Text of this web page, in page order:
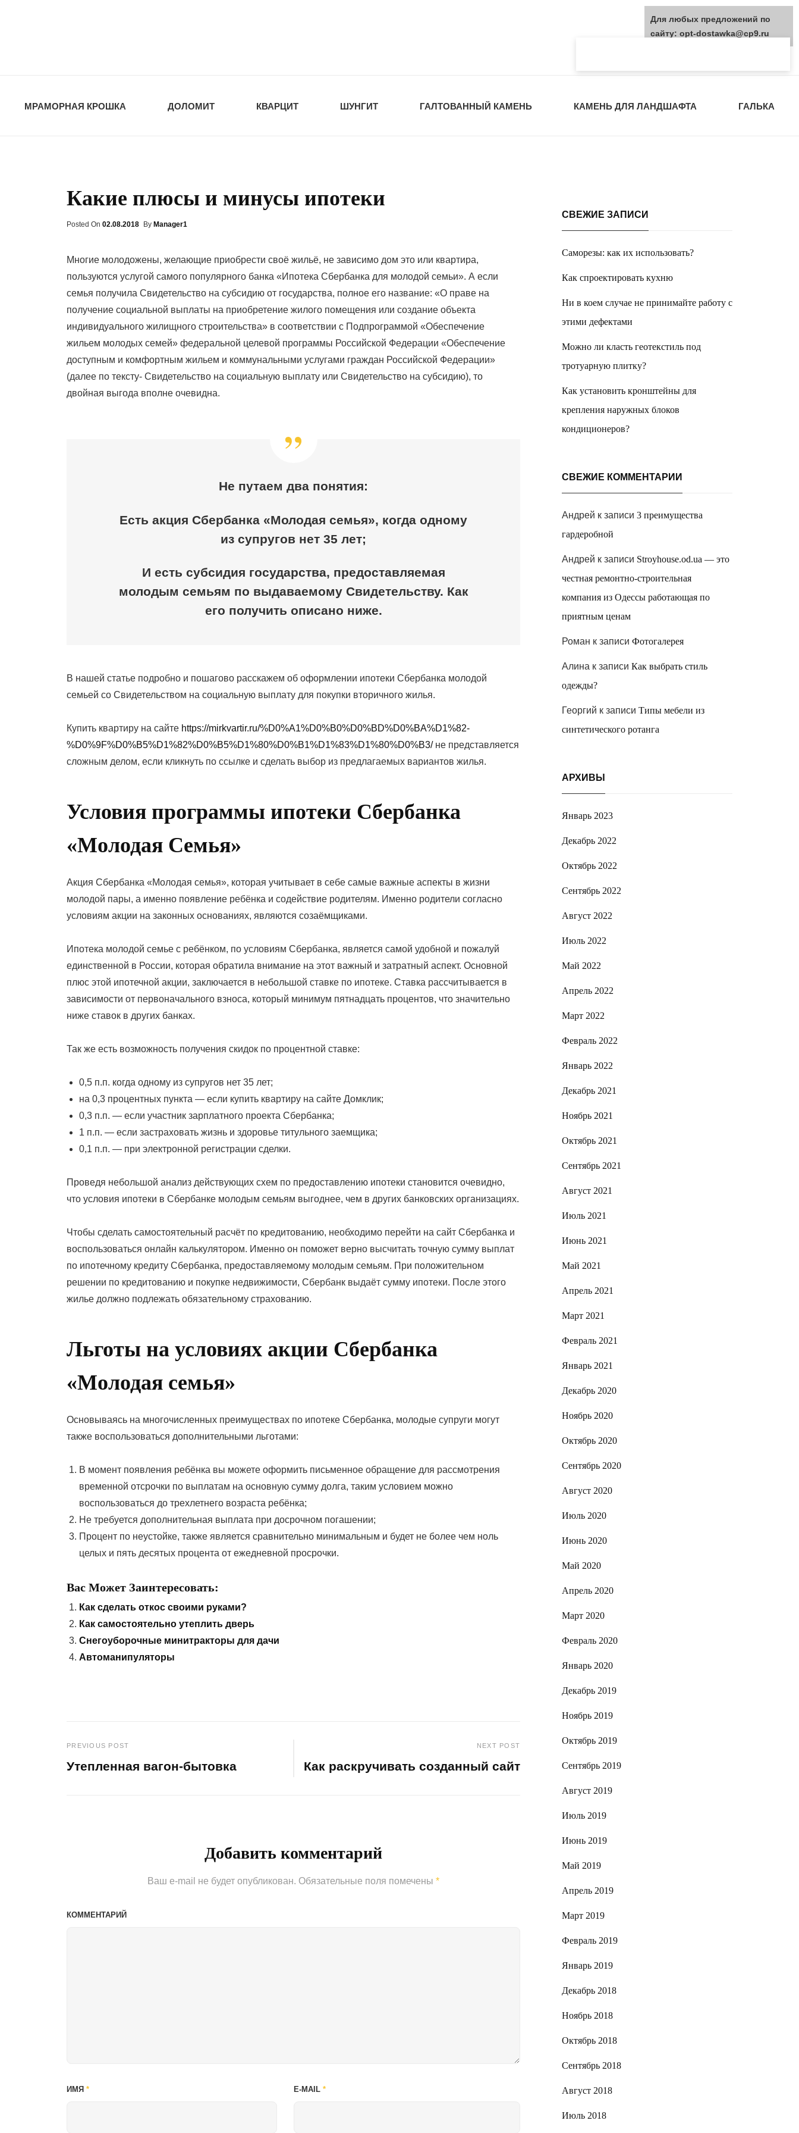
МРАМОРНАЯ КРОШКА ДОЛОМИТ КВАРЦИТ ШУНГИТ ГАЛТОВАННЫЙ КАМЕНЬ КАМЕНЬ ДЛЯ ЛАНДШАФТА ГАЛЬКА
Какие плюсы и минусы ипотеки
Posted On Posted
02.08.2018 By Manager1
Многие молодожены, желающие приобрести своё жильё, не зависимо дом это или квартира,
пользуются услугой самого популярного банка «Ипотека Сбербанка для молодой семьи». А если
семья получила Свидетельство на субсидию от государства, полное его название: «О праве на
получение социальной выплаты на приобретение жилого помещения или создание объекта
индивидуального жилищного строительства» в соответствии с Подпрограммой «Обеспечение
жильем молодых семей» федеральной целевой программы Российской Федерации «Обеспечение
доступным и комфортным жильем и коммунальными услугами граждан Российской Федерации»
(далее по тексту- Свидетельство на социальную выплату или Свидетельство на субсидию), то
двойная выгода вполне очевидна.
Не путаем два понятия:
Есть акция Сбербанка «Молодая семья», когда одному
из супругов нет 35 лет;
И есть субсидия государства, предоставляемая
молодым семьям по выдаваемому Свидетельству. Как
его получить описано ниже.
В нашей статье подробно и пошагово расскажем об оформлении ипотеки Сбербанка молодой
семьей со Свидетельством на социальную выплату для покупки вторичного жилья.
Купить квартиру на сайте https://mirkvartir.ru/%D0%A1%D0%B0%D0%BD%D0%BA%D1%82-
%D0%9F%D0%B5%D1%82%D0%B5%D1%80%D0%B1%D1%83%D1%80%D0%B3/не представляется
сложным делом, если кликнуть по ссылке и сделать выбор из предлагаемых вариантов жилья.
Условия программы ипотеки Сбербанка
«Молодая Семья»
Акция Сбербанка «Молодая семья», которая учитывает в себе самые важные аспекты в жизни
молодой пары, а именно появление ребёнка и содействие родителям. Именно родители согласно
условиям акции на законных основаниях, являются созаёмщиками.
Ипотека молодой семье с ребёнком, по условиям Сбербанка, является самой удобной и пожалуй
единственной в России, которая обратила внимание на этот важный и затратный аспект. Основной
плюс этой ипотечной акции, заключается в небольшой ставке по ипотеке. Ставка рассчитывается в
зависимости от первоначального взноса, который минимум пятнадцать процентов, что значительно
ниже ставок в других банках.
Так же есть возможность получения скидок по процентной ставке:
0,5 п.п. когда одному из супругов нет 35 лет;
на 0,3 процентных пункта — если купить квартиру на сайте Домклик;
0,3 п.п. — если участник зарплатного проекта Сбербанка;
1 п.п. — если застраховать жизнь и здоровье титульного заемщика;
0,1 п.п. — при электронной регистрации сделки.
Проведя небольшой анализ действующих схем по предоставлению ипотеки становится очевидно,
что условия ипотеки в Сбербанке молодым семьям выгоднее, чем в других банковских организациях.
Чтобы сделать самостоятельный расчёт по кредитованию, необходимо перейти на сайт Сбербанка и
воспользоваться онлайн калькулятором. Именно он поможет верно высчитать точную сумму выплат
по ипотечному кредиту Сбербанка, предоставляемому молодым семьям. При положительном
решении по кредитованию и покупке недвижимости, Сбербанк выдаёт сумму ипотеки. После этого
жилье должно подлежать обязательному страхованию.
Льготы на условиях акции Сбербанка
«Молодая семья»
Основываясь на многочисленных преимуществах по ипотеке Сбербанка, молодые супруги могут
также воспользоваться дополнительными льготами:
В момент появления ребёнка вы можете оформить письменное обращение для рассмотрения
временной отсрочки по выплатам на основную сумму долга, таким условием можно
воспользоваться до трехлетнего возраста ребёнка;
Не требуется дополнительная выплата при досрочном погашении;
Процент по неустойке, также является сравнительно минимальным и будет не более чем ноль
целых и пять десятых процента от ежедневной просрочки.
Вас Может Заинтересовать:
Как сделать откос своими руками?
Как самостоятельно утеплить дверь
Снегоуборочные минитракторы для дачи
Автоманипуляторы
Навигация
PREVIOUS POST
Утепленная вагон-бытовка
NEXT POST
Как раскручивать созданный сайт
Добавить комментарий
Ваш e-mail не будет опубликован. Обязательные поля помечены *
КОММЕНТАРИЙ
ИМЯ * E-MAIL *
СВЕЖИЕ ЗАПИСИ
Саморезы: как их использовать?
Как спроектировать кухню
Ни в коем случае не принимайте работу с
этими дефектами
Можно ли класть геотекстиль под
тротуарную плитку?
Как установить кронштейны для
крепления наружных блоков
кондиционеров?
СВЕЖИЕ КОММЕНТАРИИ
Андрей к записи 3 преимущества
гардеробной
Андрей к записи Stroyhouse.od.ua — это
честная ремонтно-строительная
компания из Одессы работающая по
приятным ценам
Роман к записи Фотогалерея
Алина к записи Как выбрать стиль
одежды?
Георгий к записи Типы мебели из
синтетического ротанга
АРХИВЫ
Январь 2023
Декабрь 2022
Октябрь 2022
Сентябрь 2022
Август 2022
Июль 2022
Май 2022
Апрель 2022
Март 2022
Февраль 2022
Январь 2022
Декабрь 2021
Ноябрь 2021
Октябрь 2021
Сентябрь 2021
Август 2021
Июль 2021
Июнь 2021
Май 2021
Апрель 2021
Март 2021
Февраль 2021
Январь 2021
Декабрь 2020
Ноябрь 2020
Октябрь 2020
Сентябрь 2020
Август 2020
Июль 2020
Июнь 2020
Май 2020
Апрель 2020
Март 2020
Февраль 2020
Январь 2020
Декабрь 2019
Ноябрь 2019
Октябрь 2019
Сентябрь 2019
Август 2019
Июль 2019
Июнь 2019
Май 2019
Апрель 2019
Март 2019
Февраль 2019
Январь 2019
Декабрь 2018
Ноябрь 2018
Октябрь 2018
Сентябрь 2018
Август 2018
Июль 2018
Для любых предложений по
сайту: opt-dostawka@cp9.ru